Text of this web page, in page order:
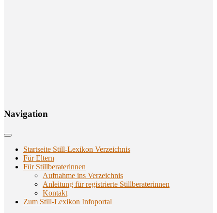
Navi­ga­ti­on
Startseite Still-Lexikon Verzeichnis
Für Eltern
Für Stillberaterinnen
Aufnahme ins Verzeichnis
Anlei­tung für regis­trier­te Stillberaterinnen
Kon­takt
Zum Still-Lexikon Infoportal